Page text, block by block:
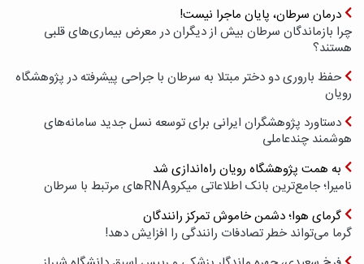
درمان سرطان، پایان ماجرا نیست!
چرا بازماندگان سرطان بیش از دیگران در معرض بیماری‌های قلبی
هستند؟
حفظ باروری دو دختر مبتلا به سرطان با جراحی پیشرفته در پژوهشگاه
رویان
دستاورد پژوهشگران ایرانی برای توسعه نسل جدید سامانه‌های
هوشمند چندعاملی
به همت پژوهشگاه رویان راه‌اندازی شد
نامیرا؛ جامع‌ترین بانک اطلاعاتی میکروRNAهای مرتبط با سرطان
گرمای هوا؛ دشمن خاموش تمرکز رانندگان
گرما می‌تواند خطر تصادفات رانندگی را افزایش دهد!